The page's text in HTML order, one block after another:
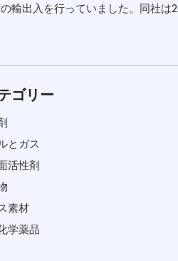
輸出入を行っていました。同社は
ゴリー
とガス
活性剤
素材
学薬品